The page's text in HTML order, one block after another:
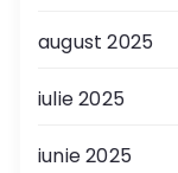
august 2025
iulie 2025
iunie 2025